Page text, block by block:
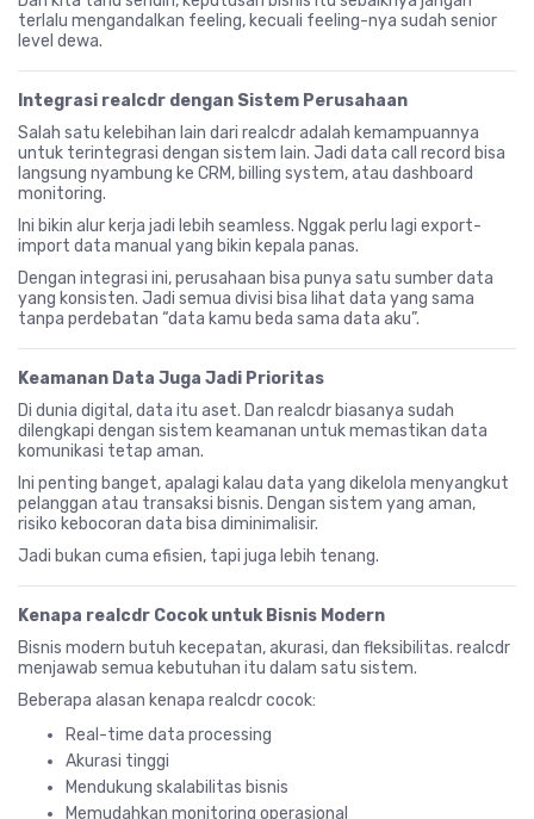
terlalu mengandalkan feeling, kecuali feeling-nya sudah senior
level dewa.
Integrasi realcdr dengan Sistem Perusahaan
Salah satu kelebihan lain dari realcdr adalah kemampuannya
untuk terintegrasi dengan sistem lain. Jadi data call record bisa
langsung nyambung ke CRM, billing system, atau dashboard
monitoring.
Ini bikin alur kerja jadi lebih seamless. Nggak perlu lagi export-
import data manual yang bikin kepala panas.
Dengan integrasi ini, perusahaan bisa punya satu sumber data
yang konsisten. Jadi semua divisi bisa lihat data yang sama
tanpa perdebatan “data kamu beda sama data aku”.
Keamanan Data Juga Jadi Prioritas
Di dunia digital, data itu aset. Dan realcdr biasanya sudah
dilengkapi dengan sistem keamanan untuk memastikan data
komunikasi tetap aman.
Ini penting banget, apalagi kalau data yang dikelola menyangkut
pelanggan atau transaksi bisnis. Dengan sistem yang aman,
risiko kebocoran data bisa diminimalisir.
Jadi bukan cuma efisien, tapi juga lebih tenang.
Kenapa realcdr Cocok untuk Bisnis Modern
Bisnis modern butuh kecepatan, akurasi, dan fleksibilitas. realcdr
menjawab semua kebutuhan itu dalam satu sistem.
Beberapa alasan kenapa realcdr cocok:
Real-time data processing
Akurasi tinggi
Mendukung skalabilitas bisnis
Memudahkan monitoring operasional